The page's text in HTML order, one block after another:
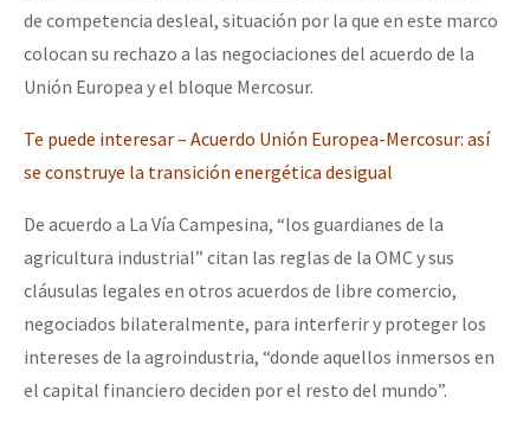
de competencia desleal, situación por la que en este marco
colocan su rechazo a las negociaciones del acuerdo de la
Unión Europea y el bloque Mercosur.
Te puede interesar – Acuerdo Unión Europea-Mercosur: así
se construye la transición energética desigual
De acuerdo a La Vía Campesina, “los guardianes de la
agricultura industrial” citan las reglas de la OMC y sus
cláusulas legales en otros acuerdos de libre comercio,
negociados bilateralmente, para interferir y proteger los
intereses de la agroindustria, “donde aquellos inmersos en
el capital financiero deciden por el resto del mundo”.